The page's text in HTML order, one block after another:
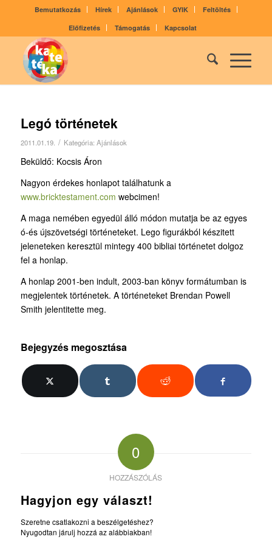
Bemutatkozás Hírek Ajánlások GYIK
Feltöltés
Előfizetés
Támogatás Kapcsolat
Legó történetek
2011.01.19. / Kategória: Ajánlások
Beküldő: Kocsis Áron
Nagyon érdekes honlapot találhatunk a
www.bricktestament.com webcimen!
A maga nemében egyedül álló módon mutatja be az egyes
ó-és újszövetségi történeteket. Lego figurákból készitett
jeleneteken keresztül mintegy 400 bibliai történetet dolgoz
fel a honlap.
A honlap 2001-ben indult, 2003-ban könyv formátumban is
megjelentek történetek. A történeteket Brendan Powell
Smith jelentitette meg.
Bejegyzés megosztása
0
HOZZÁSZÓLÁS
Hagyjon egy választ!
Szeretne csatlakozni a beszélgetéshez?
Nyugodtan járulj hozzá az alábbiakban!